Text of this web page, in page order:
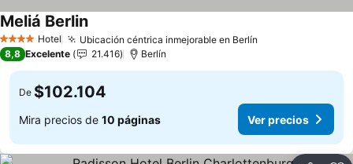
4 EstrellasHotel Ubicación céntrica inmejorable en Berlín
Meliá BerlinVer precios
8,8 Excelente 21.416 Berlín
De $102.104
Mira precios de 10 páginas Ver precios